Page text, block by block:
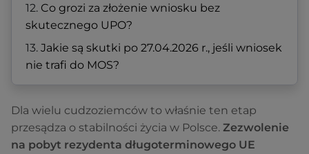
Co grozi za złożenie wniosku bez
skutecznego UPO?
Jakie są skutki po 27.04.2026 r., jeśli wniosek
nie trafi do MOS?
Dla wielu cudzoziemców to właśnie ten etap
przesądza o stabilności życia w Polsce. Zezwolenie
na pobyt rezydenta długoterminowego UE